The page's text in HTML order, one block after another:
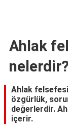
Ahlak
nelerdir?
Ahlak
özgürlük,
değerlerdir.
içerir.